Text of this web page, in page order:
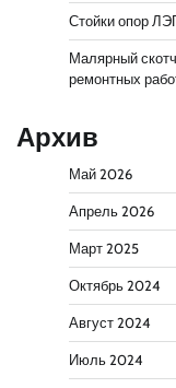
Стойки опор
Малярный
ремонтных
Архив
Май 2026
Апрель 2026
Март 2025
Октябрь 2024
Август 2024
Июль 2024